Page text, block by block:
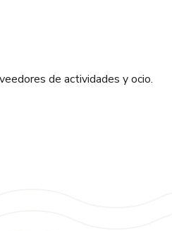
de actividades y ocio.